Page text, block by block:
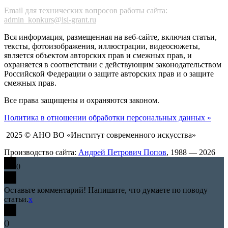
Email для технических вопросов работы сайта:
admin_konkurs@isi-grant.ru
Вся информация, размещенная на веб-сайте, включая статьи,
тексты, фотоизображения, иллюстрации, видеосюжеты,
является объектом авторских прав и смежных прав, и
охраняется в соответствии с действующим законодательством
Российской Федерации о защите авторских прав и о защите
смежных прав.
Все права защищены и охраняются законом.
Политика в отношении обработки персональных данных »
2025 © АНО ВО «Институт современного искусства»
Производство сайта: Андрей Петрович Попов, 1988 — 2026
0
Оставьте комментарий! Напишите, что думаете по поводу
статьи.x
()